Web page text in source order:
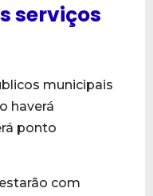
serviços
municipais
haverá
ponto
com